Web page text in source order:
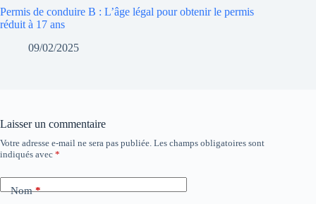
Permis de conduire B : L’âge légal pour obtenir le permis
réduit à 17 ans
09/02/2025
Laisser un commentaire
Votre adresse e-mail ne sera pas publiée. Les champs obligatoires sont
indiqués avec *
Nom*